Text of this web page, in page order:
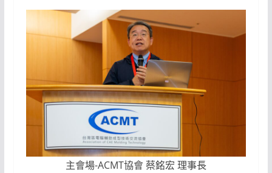
主會場-ACMT協會 蔡銘宏 理事長